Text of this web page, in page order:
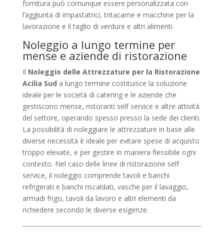
fornitura può comunque essere personalizzata con
l’aggiunta di impastatrici, tritacarne e macchine per la
lavorazione e il taglio di verdure e altri alimenti.
Noleggio a lungo termine per
mense e aziende di ristorazione
Il Noleggio delle Attrezzature per la Ristorazione
Acilia Sud a lungo termine costituisce la soluzione
ideale per le società di catering e le aziende che
gestiscono mense, ristoranti self service e altre attività
del settore, operando spesso presso la sede dei clienti.
La possibilità di noleggiare le attrezzature in base alle
diverse necessità è ideale per evitare spese di acquisto
troppo elevate, e per gestire in maniera flessibile ogni
contesto. Nel caso delle linee di ristorazione self
service, il noleggio comprende tavoli e banchi
refrigerati e banchi riscaldati, vasche per il lavaggio,
armadi frigo, tavoli da lavoro e altri elementi da
richiedere secondo le diverse esigenze.